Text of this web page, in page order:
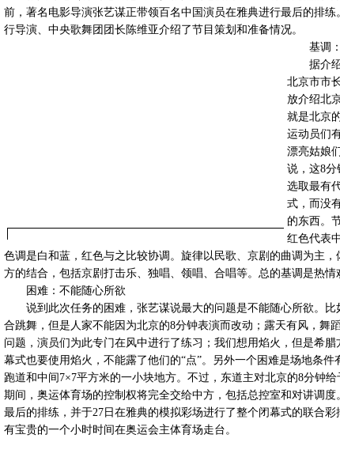
前，著名电影导演张艺谋正带领百名中国演员在雅典进行最后的排练
行导演、中央歌舞团团长陈维亚介绍了节目策划和准备情况。
基调：
据介绍
北京市市
放介绍北
就是北京
运动员们
漂亮姑娘
说，这8分
选取最有
式，而没
的东西。
红色代表
色调是白和蓝，红色与之比较协调。旋律以民歌、京剧的曲调为主
方的结合，包括京剧打击乐、独唱、领唱、合唱等。总的基调是热情
困难：不能随心所欲
说到此次任务的困难，张艺谋说最大的问题是不能随心所欲。比
合跳舞，但是人家不能因为北京的8分钟表演而改动；露天有风，舞
问题，演员们为此专门在风中进行了练习；我们想用焰火，但是希
幕式也要使用焰火，不能露了他们的“点”。另外一个困难是场地条件
跑道和中间7×7平方米的一小块地方。不过，东道主对北京的8分钟
期间，奥运体育场的控制权将完全交给中方，包括总控室和对讲调
最后的排练，并于27日在雅典的模拟彩场进行了整个闭幕式的联合
有宝贵的一个小时时间在奥运会主体育场走台。